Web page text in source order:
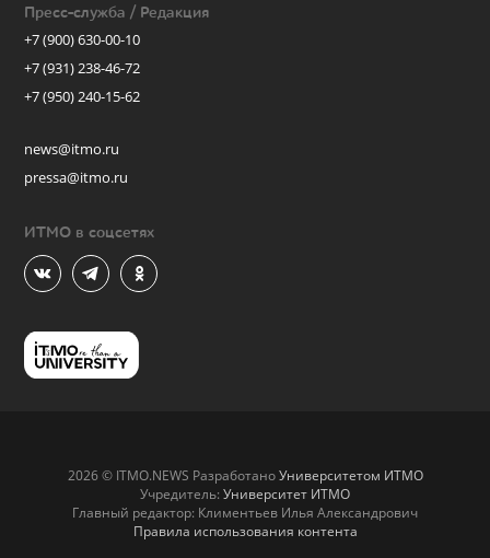
Пресс-служба / Редакция
+7 (900) 630-00-10
+7 (931) 238-46-72
+7 (950) 240-15-62
news@itmo.ru
pressa@itmo.ru
ИТМО в соцсетях
2026 © ITMO.NEWS РазработаноУниверситетом ИТМО
Учредитель: Университет ИТМО
Главный редактор: Климентьев Илья Александрович
Правила использования контента